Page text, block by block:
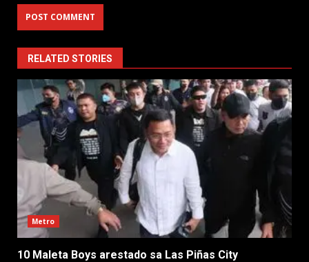
RELATED STORIES
Metro
10 Maleta Boys arestado sa Las Piñas City